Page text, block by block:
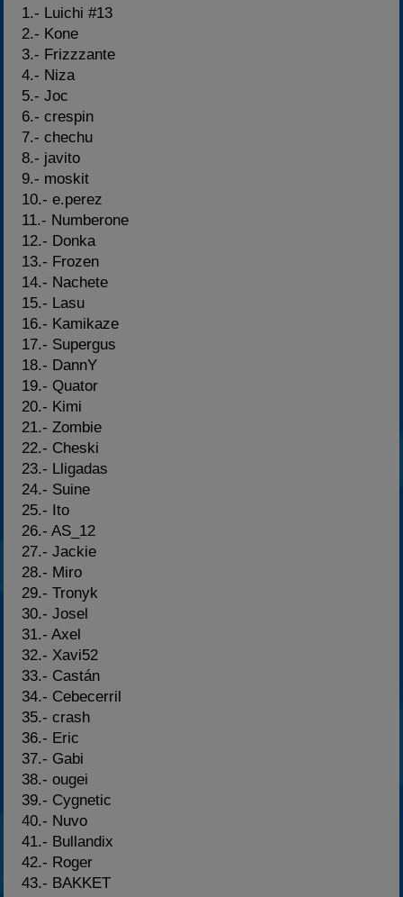
1.- Luichi #13
2.- Kone
3.- Frizzzante
4.- Niza
5.- Joc
6.- crespin
7.- chechu
8.- javito
9.- moskit
10.- e.perez
11.- Numberone
12.- Donka
13.- Frozen
14.- Nachete
15.- Lasu
16.- Kamikaze
17.- Supergus
18.- DannY
19.- Quator
20.- Kimi
21.- Zombie
22.- Cheski
23.- Lligadas
24.- Suine
25.- Ito
26.- AS_12
27.- Jackie
28.- Miro
29.- Tronyk
30.- Josel
31.- Axel
32.- Xavi52
33.- Castán
34.- Cebecerril
35.- crash
36.- Eric
37.- Gabi
38.- ougei
39.- Cygnetic
40.- Nuvo
41.- Bullandix
42.- Roger
43.- BAKKET